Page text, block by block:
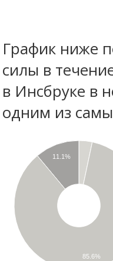
График ниже
силы в
в Инсбруке в
одним из
11.1%
85.6%